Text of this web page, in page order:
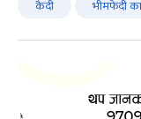
कैदी भीमफेदी